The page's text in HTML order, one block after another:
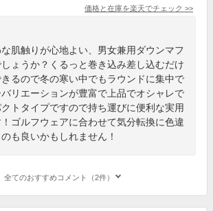
価格と在庫を楽天でチェック >>
肌触りが心地よい、男女兼用ダウンマフ
ょうか？くるっと巻き込み差し込むだけ
るので冬の寒い中でもラウンドに集中で
リエーションが豊富で上品でオシャレで
トタイプですので持ち運びに便利な実用
ゴルフウェアに合わせて気分転換に色違
も良いかもしれません！
全てのおすすめコメント（2件）